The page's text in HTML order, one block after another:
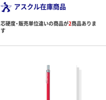
アスクル在庫商品
芯硬度・販売単位違いの商品が2商品ありま
す